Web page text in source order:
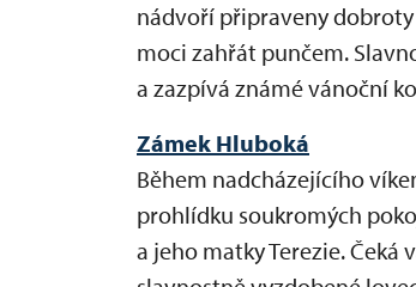
nádvoří připraveny
moci zahřát punčem.
a zazpívá známé vánoční
Zámek Hluboká
Během nadcházejícího
prohlídku soukromých
a jeho matky Terezie.